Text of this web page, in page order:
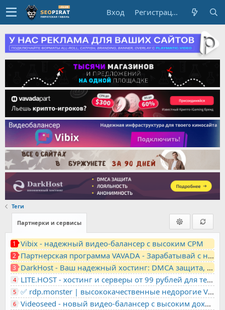
Вход Регистрация
Теги
Партнерки и сервисы
1 Vibix - надежный видео-балансер с высоким CPM
2 Партнерская программа VAVADA - Зарабатывай с нами!
3 DarkHost - Ваш надежный хостинг: DMCA защита, лояльность, анонимность
4 LITE.HOST - хостинг и серверы от 99 рублей для тех, кто любит не переплачивать. Доступ по SSH, поддержка PHP, GIT, COMPOSER, сертификаты Let's Encrypt
5 ✅ rdp.monster | высококачественные недорогие VPS, RDP - выделенные серверы
6 Videoseed - новый видео-балансер с высоким доходом